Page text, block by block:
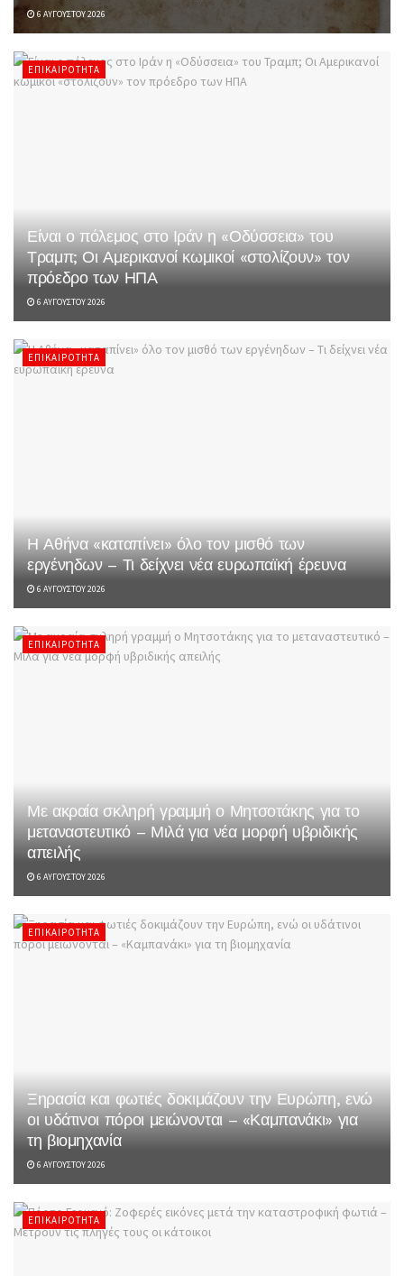
6 ΑΥΓΟΎΣΤΟΥ 2026
ΕΠΙΚΑΙΡΌΤΗΤΑ
Είναι ο πόλεμος στο Ιράν η «Οδύσσεια» του
Τραμπ; Οι Αμερικανοί κωμικοί «στολίζουν» τον
πρόεδρο των ΗΠΑ
6 ΑΥΓΟΎΣΤΟΥ 2026
ΕΠΙΚΑΙΡΌΤΗΤΑ
Η Αθήνα «καταπίνει» όλο τον μισθό των
εργένηδων – Τι δείχνει νέα ευρωπαϊκή έρευνα
6 ΑΥΓΟΎΣΤΟΥ 2026
ΕΠΙΚΑΙΡΌΤΗΤΑ
Με ακραία σκληρή γραμμή ο Μητσοτάκης για το
μεταναστευτικό – Μιλά για νέα μορφή υβριδικής
απειλής
6 ΑΥΓΟΎΣΤΟΥ 2026
ΕΠΙΚΑΙΡΌΤΗΤΑ
Ξηρασία και φωτιές δοκιμάζουν την Ευρώπη, ενώ
οι υδάτινοι πόροι μειώνονται – «Καμπανάκι» για
τη βιομηχανία
6 ΑΥΓΟΎΣΤΟΥ 2026
ΕΠΙΚΑΙΡΌΤΗΤΑ